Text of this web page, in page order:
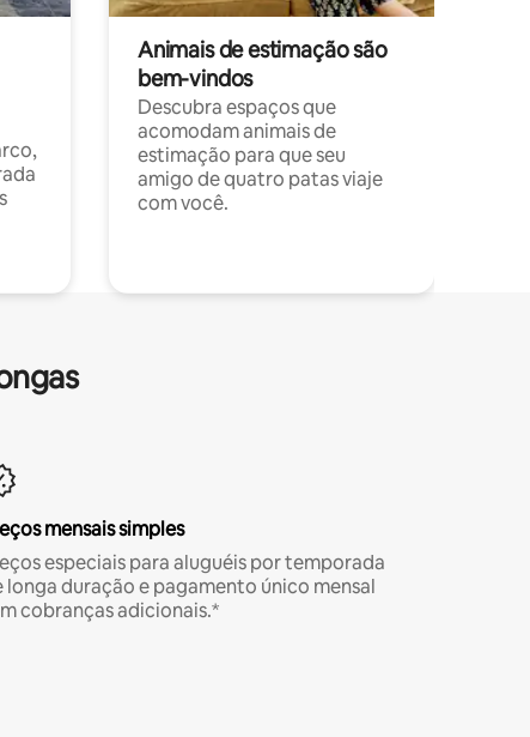
Animais de estimação são
bem-vindos
Descubra espaços que
acomodam animais de
estimação para que seu
amigo de quatro patas viaje
com você.
mensais simples
especiais para aluguéis por temporada
longa duração e pagamento único mensal
cobranças adicionais.*